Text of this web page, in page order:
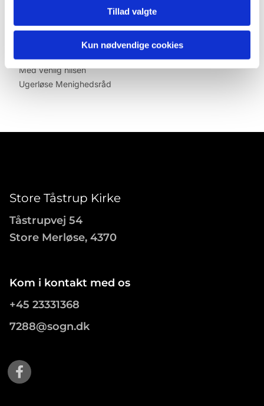
Tillad valgte
Kun nødvendige cookies
Vi håber, at dette tilbud gør det lettere for alle at holde
fast i kirkegangen, mens kirken renoveres.
Med venlig hilsen
Ugerløse Menighedsråd
Store Tåstrup Kirke
Tåstrupvej 54
Store Merløse, 4370
Kom i kontakt med os
+45 23331368
7288@sogn.dk